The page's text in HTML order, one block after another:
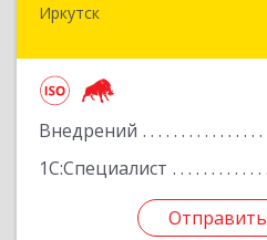
Иркутск
Внедрений
1С:Специалист
Отправить
664007, Иркутская обл,
Отправить